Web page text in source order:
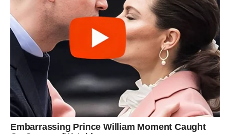
planiranje i organizacija donose vam sigurnost.
Moguće je da ćete razmišljati o većoj promeni –
dodatnom izvoru prihoda ili novom načinu upravljanja
novcem. Zvezde vam savetuju da slušate savete
iskusnijih osoba, ali konačnu odluku donesete sami.
EMOCIJE I UNUTRAŠNJI SVET –
POVRATAK SEBI